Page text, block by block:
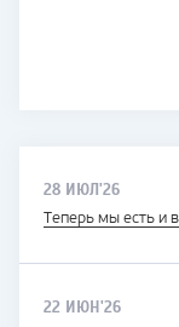
28 ИЮЛ'26
Теперь мы есть и в
22 ИЮН'26